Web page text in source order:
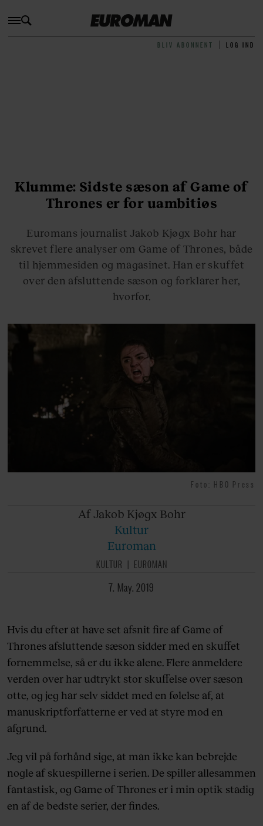
BLIV ABONNENT LOG IND
Klumme: Sidste sæson af Game of
Thrones er for uambitiøs
Euromans journalist Jakob Kjøgx Bohr har
skrevet flere analyser om Game of Thrones, både
til hjemmesiden og magasinet. Han er skuffet
over den afsluttende sæson og forklarer her,
hvorfor.
Foto: HBO Press
Af Jakob Kjøgx Bohr
Kultur
Euroman
KULTUR
EUROMAN
7. May. 2019
Hvis du efter at have set afsnit fire af Game of
Thrones afsluttende sæson sidder med en skuffet
fornemmelse, så er du ikke alene. Flere anmeldere
verden over har udtrykt stor skuffelse over sæson
otte, og jeg har selv siddet med en følelse af, at
manuskriptforfatterne er ved at styre mod en
afgrund.
Jeg vil på forhånd sige, at man ikke kan bebrejde
nogle af skuespillerne i serien. De spiller allesammen
fantastisk, og Game of Thrones er i min optik stadig
en af de bedste serier, der findes.